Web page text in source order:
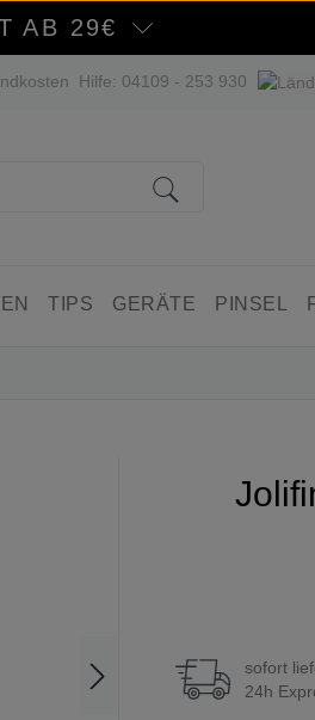
AB 29€
Hilfe: 04109 - 253 930
TIPS GERÄTE PINSEL
sofort
24h